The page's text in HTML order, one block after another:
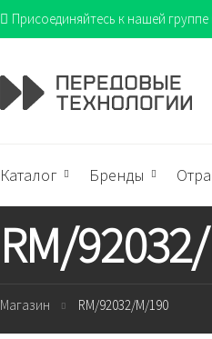
Присоединяйтесь к нашей группе
Каталог Бренды
RM/
Магазин RM/92032/M/190